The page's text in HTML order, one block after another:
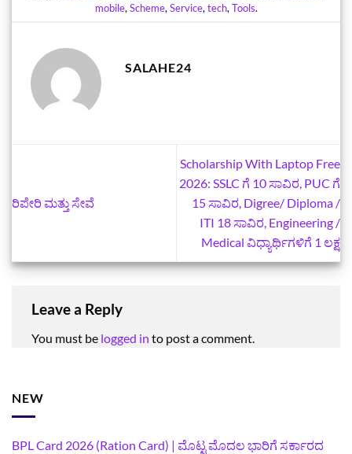
mobile, Scheme, Service, tech, Tools.
SALAHE24
ರಿಪೇರಿ ಮತ್ತು ಸೇವೆ
‍Scholarship With Laptop Free
2026: SSLC ಗೆ 10 ಸಾವಿರ, PUC ಗೆ
15 ಸಾವಿರ, Digree/ Diploma /
ITI 18 ಸಾವಿರ, Engineering /
Medical ವಿಧ್ಯಾರ್ಥಿಗಳಿಗೆ 1 ಲಕ್ಷ
Leave a Reply
You must be logged in to post a comment.
NEW
BPL Card 2026 (Ration Card) | ಮೊಟ್ಟ ಮೊದಲ ಭಾರಿಗೆ ಸರ್ಕಾರದ